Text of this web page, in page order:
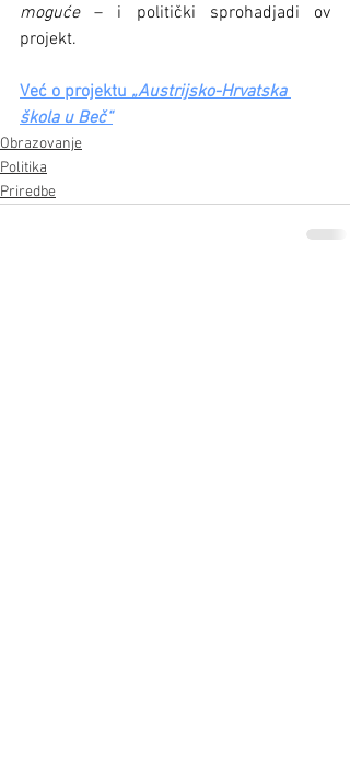
moguće – i politički sprohadjadi ov
projekt.
Već o projektu „Austrijsko-Hrvatska
škola u Beč“
Obrazovanje
Politika
Priredbe